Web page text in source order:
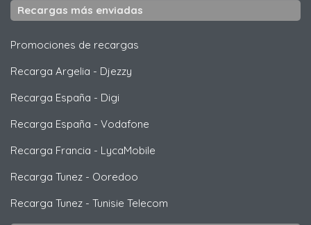
Recargas más enviadas
Promociones de recargas
Recarga Argelia - Djezzy
Recarga España - Digi
Recarga España - Vodafone
Recarga Francia - LycaMobile
Recarga Tunez - Ooredoo
Recarga Tunez - Tunisie Telecom